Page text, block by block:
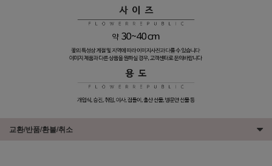
교환/반품/환불/취소